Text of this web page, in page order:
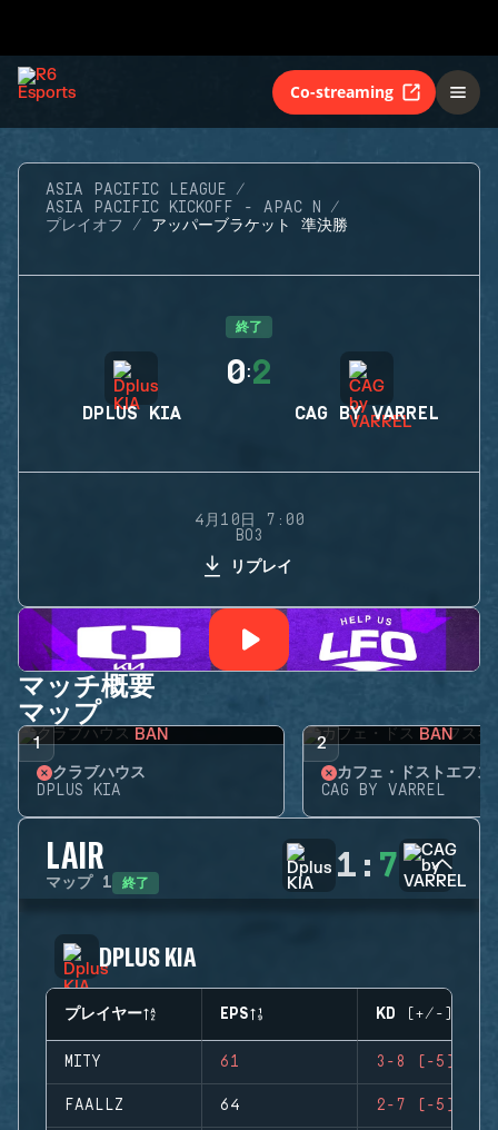
Co-streaming
ASIA PACIFIC LEAGUE
ASIA PACIFIC KICKOFF - APAC N
プレイオフ
アッパーブラケット 準決勝
終了
DPLUS KIA
0:2
CAG BY VARREL
4月10日 7:00
BO3
リプレイ
マッチ概要
マップ
1 BAN
クラブハウス
DPLUS KIA
2 BAN
カフェ・ドストエフス
CAG BY VARREL
LAIR
マップ 1 終了 1 : 7
DPLUS KIA
プレイヤー EPS KD (+/-)
MITY 61 3-8 (-5)
FAALLZ 64 2-7 (-5)